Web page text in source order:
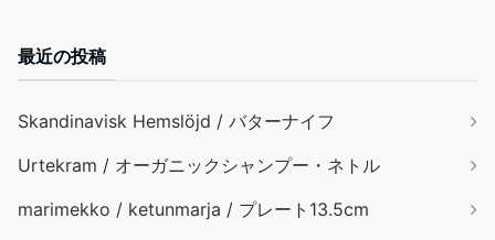
最近の投稿
Skandinavisk Hemslöjd / バターナイフ
Urtekram / オーガニックシャンプー・ネトル
marimekko / ketunmarja / プレート13.5cm